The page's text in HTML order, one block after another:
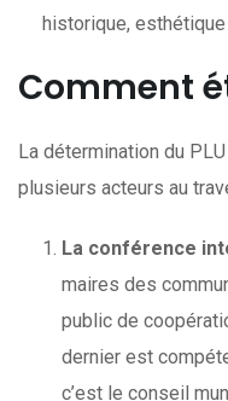
historique,
Comment
La détermination du
plusieurs acteurs au
La conférence
maires des
public de
dernier est
c’est le conseil